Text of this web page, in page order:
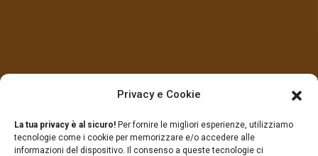
Privacy e Cookie
La tua privacy è al sicuro! Per fornire le migliori esperienze, utilizziamo
tecnologie come i cookie per memorizzare e/o accedere alle
informazioni del dispositivo. Il consenso a queste tecnologie ci
LINK UTILI
Prodotti Contatti